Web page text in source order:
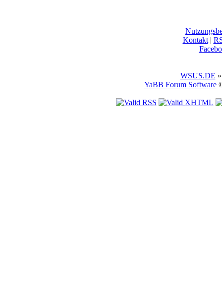
Kontakt|
WSUS.DE
YaBB Forum Software©